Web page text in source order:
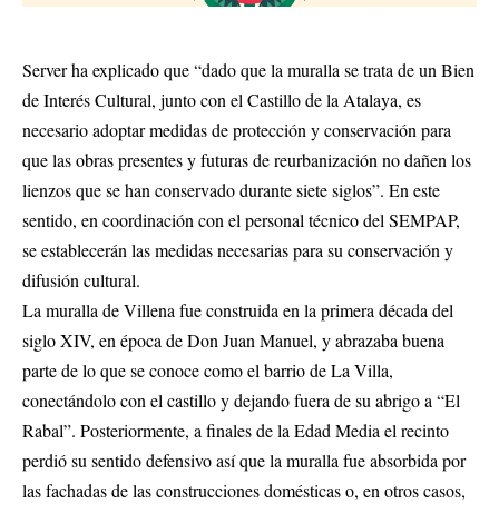
Server ha explicado que “dado que la muralla se trata de un Bien
de Interés Cultural, junto con el Castillo de la Atalaya, es
necesario adoptar medidas de protección y conservación para
que las obras presentes y futuras de reurbanización no dañen los
lienzos que se han conservado durante siete siglos”. En este
sentido, en coordinación con el personal técnico del SEMPAP,
se establecerán las medidas necesarias para su conservación y
difusión cultural.
La muralla de Villena fue construida en la primera década del
siglo XIV, en época de Don Juan Manuel, y abrazaba buena
parte de lo que se conoce como el barrio de La Villa,
conectándolo con el castillo y dejando fuera de su abrigo a “El
Rabal”. Posteriormente, a finales de la Edad Media el recinto
perdió su sentido defensivo así que la muralla fue absorbida por
las fachadas de las construcciones domésticas o, en otros casos,